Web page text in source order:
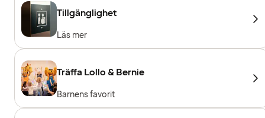
Tillgänglighet
Läs mer
Träffa Lollo & Bernie
Barnens favorit